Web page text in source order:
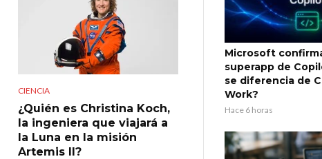
CIENCIA
¿Quién es Christina Koch,
la ingeniera que viajará a
la Luna en la misión
Artemis II?
Microsoft
superapp de
se diferencia de
Work?
Hace 6 horas